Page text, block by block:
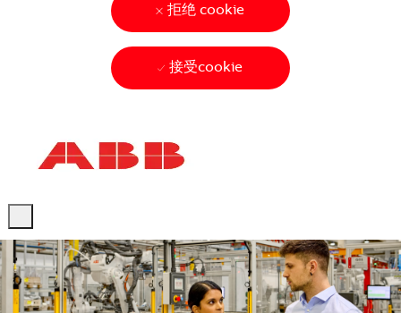
--
拒绝 cookie
接受cookie